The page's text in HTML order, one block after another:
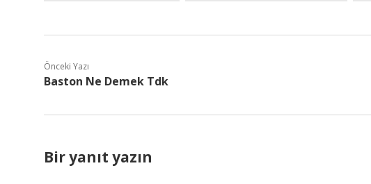
Önceki Yazı
Baston Ne Demek Tdk
Bir yanıt yazın